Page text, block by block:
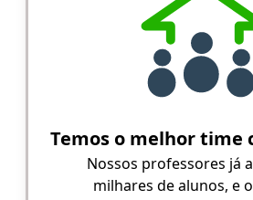
Temos o melhor time
Nossos professores já
milhares de alunos, e